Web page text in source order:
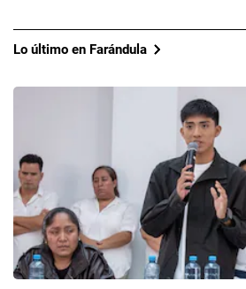
Lo último en Farándula